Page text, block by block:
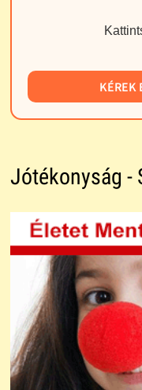
KÉREK
Jótékonyság -